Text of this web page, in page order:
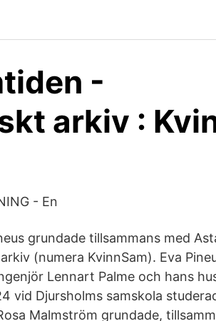
-
arkiv :
- En
grundade tillsammans med
(numera KvinnSam). Eva
Lennart Palme och hans
vid Djursholms samskola
Malmström grundade,